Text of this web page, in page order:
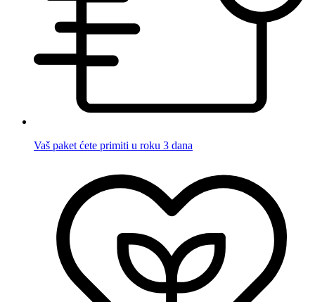
Vaš paket ćete primiti u roku 3 dana